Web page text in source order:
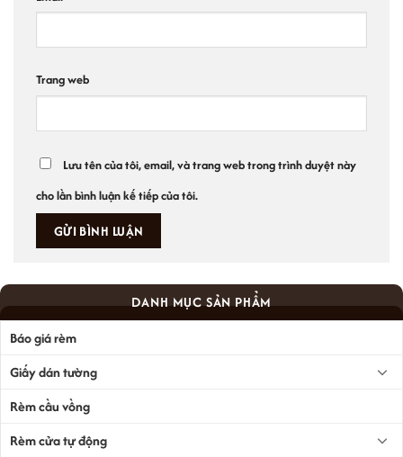
DANH MỤC SẢN PHẨM
Báo giá rèm
Giấy dán tường
Rèm cầu vồng
Rèm cửa tự động
Trang web
Lưu tên của tôi, email, và trang web trong trình duyệt này
cho lần bình luận kế tiếp của tôi.